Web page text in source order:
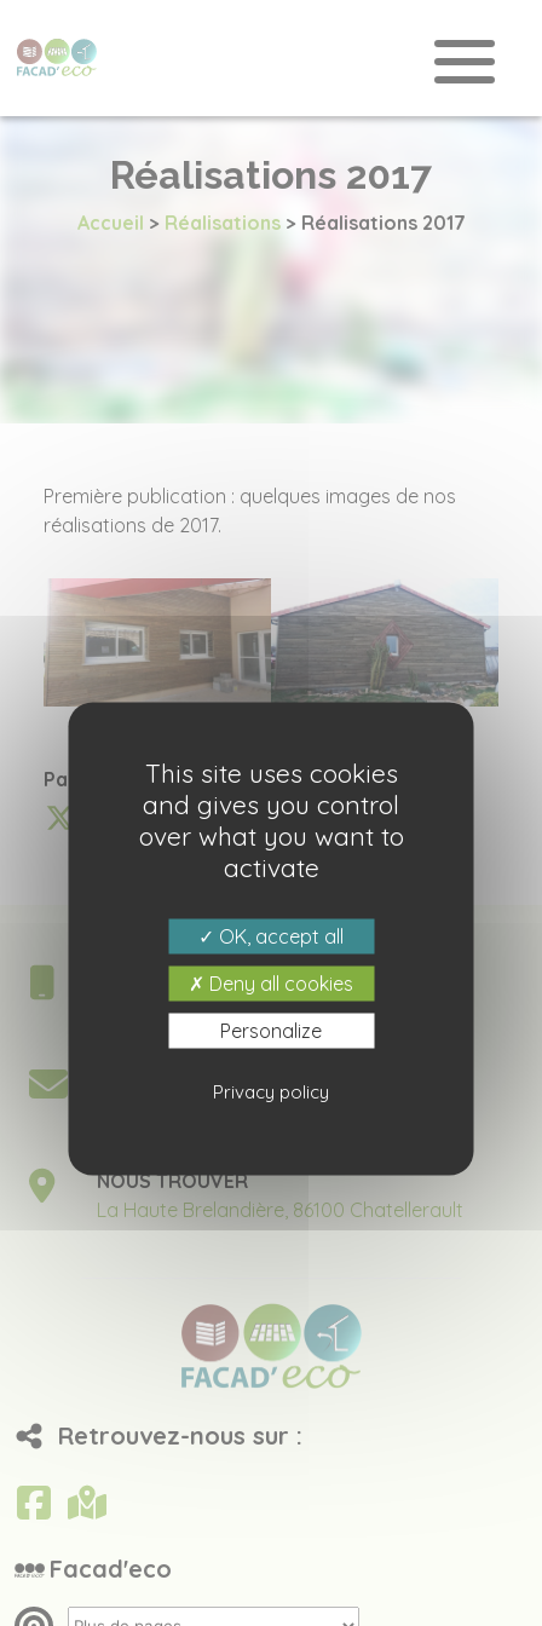
Réalisations 2017
Accueil > Réalisations> Réalisations 2017
Première publication : quelques images de nos
réalisations de 2017.
Partagez cette information :
NOUS APPELER
06 86 85 84 96
Formulaire de contact
NOUS TROUVER
La Haute Brelandière, 86100 Chatellerault
Retrouvez-nous sur :
Facad'eco
This site uses cookies
and gives you control
over what you want to
activate
OK, accept all
Deny all cookies
Personalize
Privacy policy